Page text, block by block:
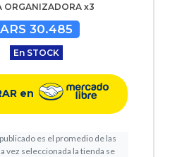
ORGANIZADORA x3
ARS 30.485
En STOCK
en
es el promedio de las
vez seleccionada la tienda se